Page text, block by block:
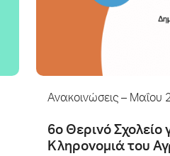
Ανακοινώσεις – Μαΐου
6ο Θερινό Σχολείο
Κληρονομιά του